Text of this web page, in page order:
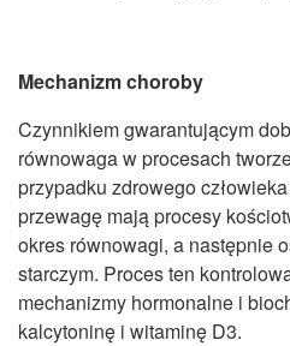
Mechanizm choroby
Czynnikiem gwarantującym
równowaga w procesach
przypadku zdrowego
przewagę mają procesy
okres równowagi, a następnie
starczym. Proces ten
mechanizmy hormonalne i
kalcytoninę i witaminę D3.